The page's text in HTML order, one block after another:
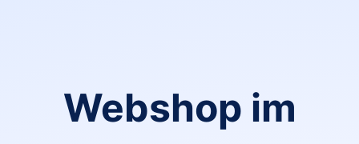
Webshop im